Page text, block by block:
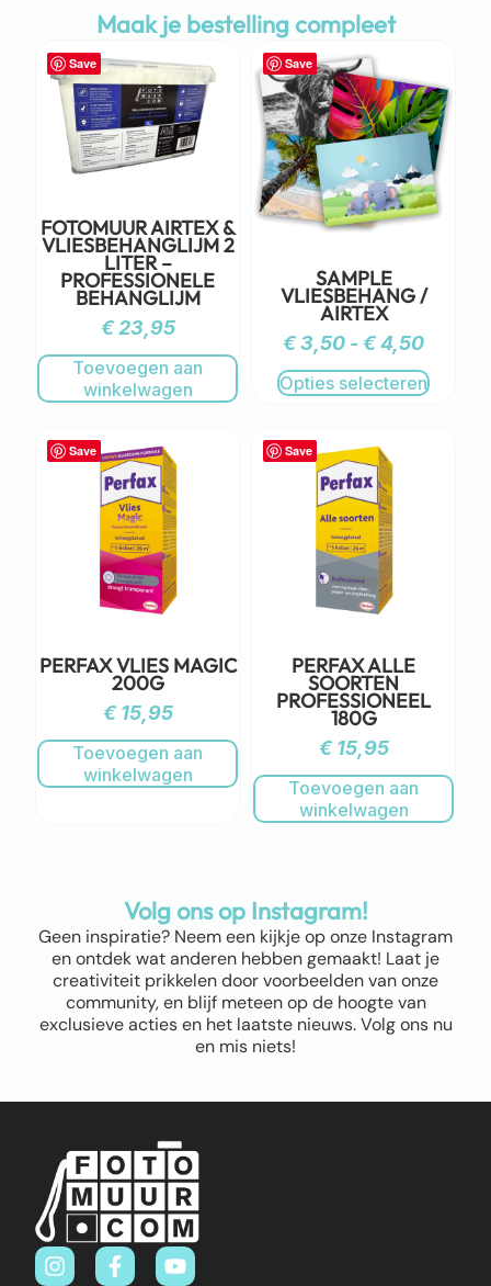
Maak je bestelling compleet
Save
FOTOMUUR AIRTEX &
VLIESBEHANGLIJM 2
LITER –
PROFESSIONELE
BEHANGLIJM
€23,95
Toevoegen aan
winkelwagen
Save
SAMPLE
VLIESBEHANG /
AIRTEX
€3,50 - €4,50
Opties selecteren
Save
PERFAX VLIES MAGIC
200G
€15,95
Toevoegen aan
winkelwagen
Save
PERFAX ALLE
SOORTEN
PROFESSIONEEL
180G
€15,95
Toevoegen aan
winkelwagen
Volg ons op Instagram!
Geen inspiratie? Neem een kijkje op onze Instagram
en ontdek wat anderen hebben gemaakt! Laat je
creativiteit prikkelen door voorbeelden van onze
community, en blijf meteen op de hoogte van
exclusieve acties en het laatste nieuws. Volg ons nu
en mis niets!